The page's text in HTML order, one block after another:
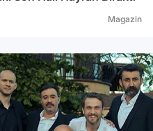
Magazin